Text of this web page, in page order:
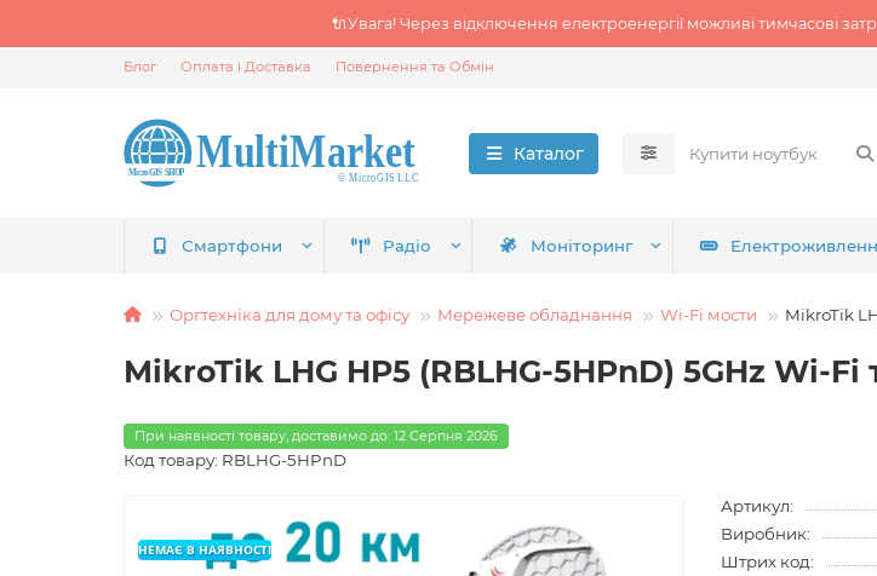
🔌Увага! Через відключення електроенергії можливі тимчасові
Блог Оплата і Доставка Повернення та Обмін
Каталог
Смартфони Радіо Моніторинг
Оргтехніка для дому та офісу Мережеве обладнання Wi-Fi мости MikroTik
MikroTik LHG HP5 (RBLHG-5HPnD) 5GHz Wi-Fi
При наявності товару, доставимо до: 12 Серпня 2026
Код товару: RBLHG-5HPnD
НЕМАЄ В НАЯВНОСТІ
Артикул:
Виробник:
Штрих код: